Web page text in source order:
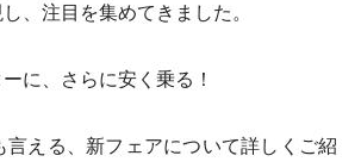
、注目を集めてきました。
に、さらに安く乗る！
言える、新フェアについて詳しくご紹